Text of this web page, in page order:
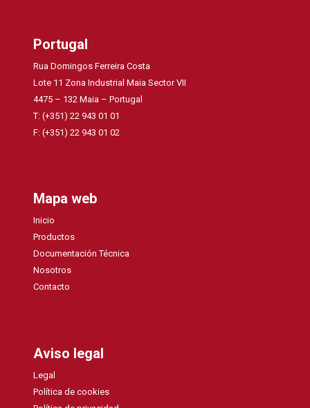
Portugal
Rua Domingos Ferreira Costa
Lote 11 Zona Industrial Maia Sector VII
4475 – 132 Maia – Portugal
T: (+351) 22 943 01 01
F: (+351) 22 943 01 02
Mapa web
Inicio
Productos
Documentación Técnica
Nosotros
Contacto
Aviso legal
Legal
Política de cookies